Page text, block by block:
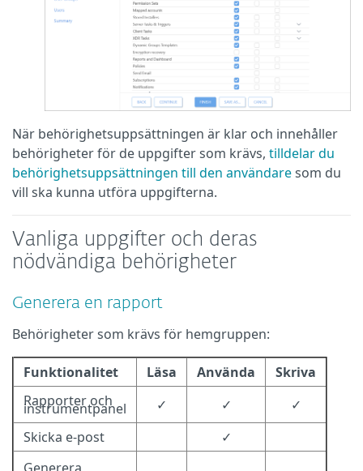
När behörighetsuppsättningen är klar och innehåller
behörigheter för de uppgifter som krävs, tilldelar du
behörighetsuppsättningen till den användaresom du
vill ska kunna utföra uppgifterna.
Vanliga uppgifter och deras
nödvändiga behörigheter
Generera en rapport
Behörigheter som krävs för hemgruppen:
Funktionalitet Läsa Använda
Skriva
Rapporter och
instrumentpanel ✓ ✓
✓
Skicka e-post
✓